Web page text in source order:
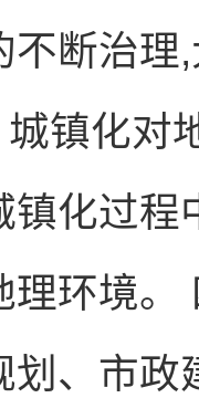
不断治
镇化对
镇化过
理环境
划、市